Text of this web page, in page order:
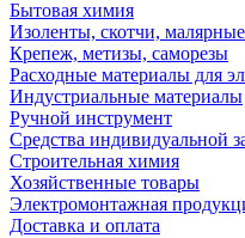
Бытовая химия
Изоленты, скотчи,
Крепеж, метизы, саморезы
Расходные материалы для
Индустриальные материалы
Ручной инструмент
Средства индивидуальной
Строительная химия
Хозяйственные товары
Электромонтажная
Доставка и оплата